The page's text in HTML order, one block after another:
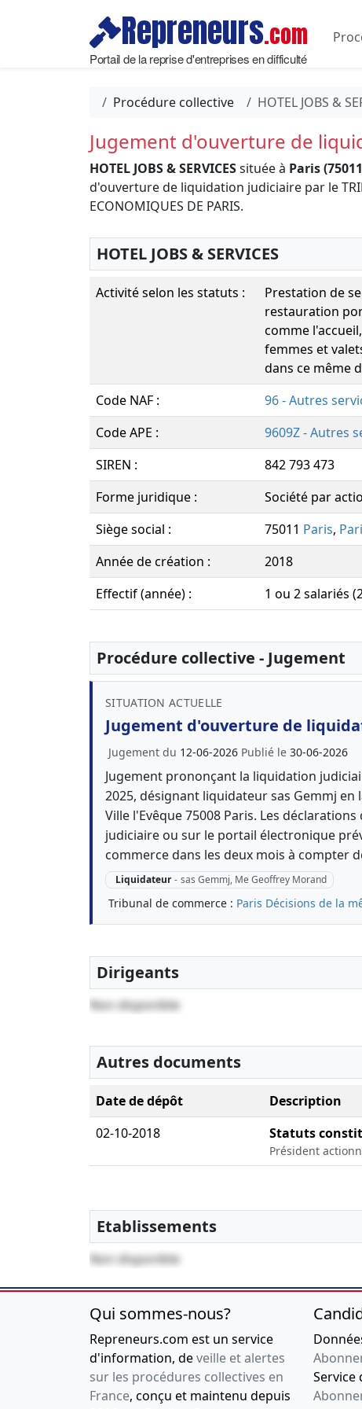
Repreneurs.com
Portail de la reprise d'entreprises en difficulté
Procédure collective HOTEL JOBS &
Jugement d'ouverture de
HOTEL JOBS & SERVICESsituée à Paris
d'ouverture de liquidation judiciaire par le
ECONOMIQUES DE PARIS.
HOTEL JOBS & SERVICES
Activité selon les statuts :
Prestation de
restauration
comme
femmes et
dans ce même
Code NAF :
96 - Autres
Code APE :
9609Z - Autres
SIREN :
842 793 473
Forme juridique :
Société par
Siège social :
75011 Paris,
Année de création :
2018
Effectif (année) :
1 ou 2 salariés
Procédure collective - Jugement
SITUATION ACTUELLE
Jugement d'ouverture de
Jugement du 12-06-2026 Publié le 30-06-2026
Jugement prononçant la liquidation
2025, désignant liquidateur sas Gemmj
Ville l'Evêque 75008 Paris. Les
judiciaire ou sur le portail électronique
commerce dans les deux mois à compter
Liquidateur - sas Gemmj, Me Geoffrey Morand
Tribunal de commerce : Paris Décisions de la
Dirigeants
Non disponible
Autres documents
Date de dépôt Description
02-10-2018
Statuts
Président
Etablissements
Non disponible
Qui sommes-nous?
Repreneurs.com est un service
d'information, deveille et alertes
sur les procédures collectives en
France, conçu et maintenu depuis
Service